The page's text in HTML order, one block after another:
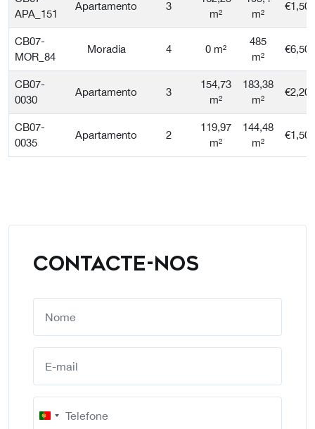
APA_151
Apartamento 3
m²
m²
CB07-
MOR_84
Moradia 4 0 m²
485
m²
CB07-
0030
Apartamento 3
154,73
m²
183,38
m²
CB07-
0035
Apartamento 2
119,97
m²
144,48
m²
CONTACTE-NOS
Portugal